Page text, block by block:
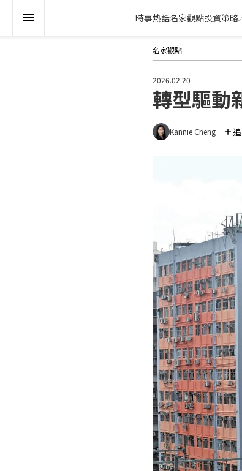
時事熱話名家觀點投資策略
名家觀點
2026.02.20
轉型驅動
Kannie Cheng